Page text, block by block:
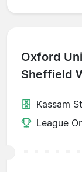
Oxford
Sheffield
Kassam
League